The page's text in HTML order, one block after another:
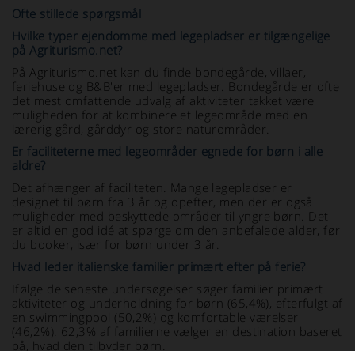
Ofte stillede spørgsmål
Hvilke typer ejendomme med legepladser er tilgængelige
på Agriturismo.net?
På Agriturismo.net kan du finde bondegårde, villaer,
feriehuse og B&B'er med legepladser. Bondegårde er ofte
det mest omfattende udvalg af aktiviteter takket være
muligheden for at kombinere et legeområde med en
lærerig gård, gårddyr og store naturområder.
Er faciliteterne med legeområder egnede for børn i alle
aldre?
Det afhænger af faciliteten. Mange legepladser er
designet til børn fra 3 år og opefter, men der er også
muligheder med beskyttede områder til yngre børn. Det
er altid en god idé at spørge om den anbefalede alder, før
du booker, især for børn under 3 år.
Hvad leder italienske familier primært efter på ferie?
Ifølge de seneste undersøgelser søger familier primært
aktiviteter og underholdning for børn (65,4%), efterfulgt af
en swimmingpool (50,2%) og komfortable værelser
(46,2%). 62,3% af familierne vælger en destination baseret
på, hvad den tilbyder børn.